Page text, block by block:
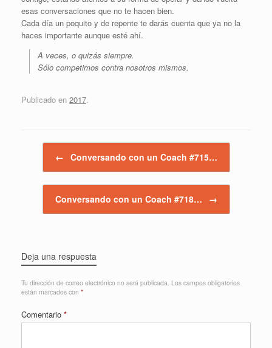
esas conversaciones que no te hacen bien.
Cada día un poquito y de repente te darás cuenta que ya no la
haces importante aunque esté ahí.
A veces, o quizás siempre.
Sólo competimos contra nosotros mismos.
Publicado en 2017.
← Conversando con un Coach #715…
Conversando con un Coach #718… →
Deja una respuesta
Tu dirección de correo electrónico no será publicada. Los campos obligatorios
están marcados con *
Comentario *